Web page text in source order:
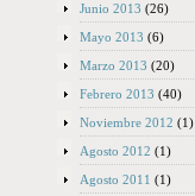
Junio 2013 (26)
Mayo 2013 (6)
Marzo 2013 (20)
Febrero 2013 (40)
Noviembre 2012 (1)
Agosto 2012 (1)
Agosto 2011 (1)